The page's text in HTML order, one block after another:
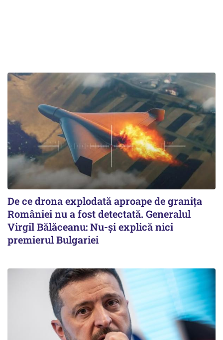
De ce drona explodată aproape de granița
României nu a fost detectată. Generalul
Virgil Bălăceanu: Nu-și explică nici
premierul Bulgariei